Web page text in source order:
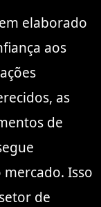
elaborado
aos
as
de
Isso
de